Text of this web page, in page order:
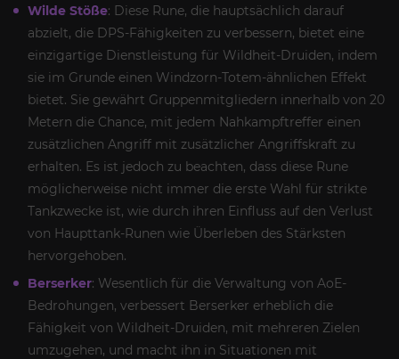
Wilde Stöße: Diese Rune, die hauptsächlich darauf
abzielt, die DPS-Fähigkeiten zu verbessern, bietet eine
einzigartige Dienstleistung für Wildheit-Druiden, indem
sie im Grunde einen Windzorn-Totem-ähnlichen Effekt
bietet. Sie gewährt Gruppenmitgliedern innerhalb von 20
Metern die Chance, mit jedem Nahkampftreffer einen
zusätzlichen Angriff mit zusätzlicher Angriffskraft zu
erhalten. Es ist jedoch zu beachten, dass diese Rune
möglicherweise nicht immer die erste Wahl für strikte
Tankzwecke ist, wie durch ihren Einfluss auf den Verlust
von Haupttank-Runen wie Überleben des Stärksten
hervorgehoben.
Berserker: Wesentlich für die Verwaltung von AoE-
Bedrohungen, verbessert Berserker erheblich die
Fähigkeit von Wildheit-Druiden, mit mehreren Zielen
umzugehen, und macht ihn in Situationen mit